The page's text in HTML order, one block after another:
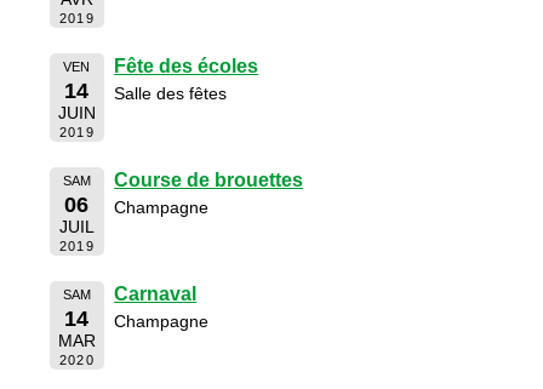
2019
VEN
14
JUIN
2019
Fête des écoles
Salle des fêtes
SAM
06
JUIL
2019
Course de brouettes
Champagne
SAM
14
MAR
2020
Carnaval
Champagne